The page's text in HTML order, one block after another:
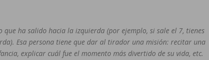
ha salido hacia la izquierda (por ejemplo, si sale el 7, tienes
Esa persona tiene que dar al tirador una misión: recitar una
explicar cuál fue el momento más divertido de su vida, etc.